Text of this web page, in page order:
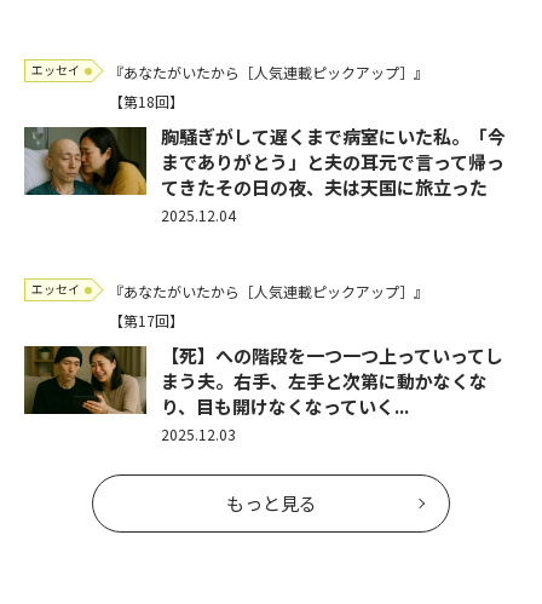
エッセイ
『あなたがいたから［人気連載ピックアップ］』
【第18回】
胸騒ぎがして遅くまで病室にいた私。「今
までありがとう」と夫の耳元で言って帰っ
てきたその日の夜、夫は天国に旅立った
2025.12.04
エッセイ
『あなたがいたから［人気連載ピックアップ］』
【第17回】
【死】への階段を一つ一つ上っていってし
まう夫。右手、左手と次第に動かなくな
り、目も開けなくなっていく...
2025.12.03
もっと見る